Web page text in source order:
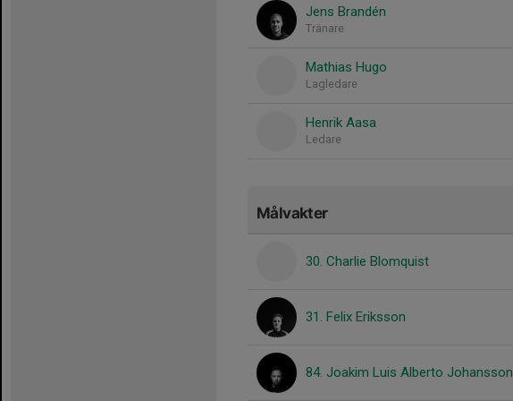
Jens Brandén
Tränare
Mathias Hugo
Lagledare
Henrik Aasa
Ledare
Målvakter
30. Charlie Blomquist
31. Felix Eriksson
84. Joakim Luis Alberto Johansson